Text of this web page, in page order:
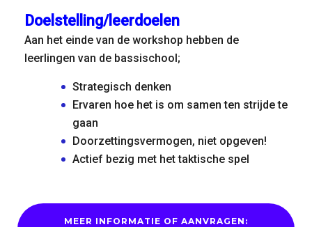
Doelstelling/leerdoelen
Aan het einde van de workshop hebben de
leerlingen van de bassischool;
Strategisch denken
Ervaren hoe het is om samen ten strijde te
gaan
Doorzettingsvermogen, niet opgeven!
Actief bezig met het taktische spel
MEER INFORMATIE OF AANVRAGEN: